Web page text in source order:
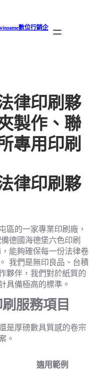
數位行銷企
律印刷夥
製作、聯
專用印刷
律印刷夥
區的一家專業印刷廠，
德國海德堡六色印刷
能夠確保每一份法律卷
我們是無印良品、台積
夥伴，我們對於紙質的
具備極高的標準。
服務項目
是厚磅數具質感的卷宗
。
適用範例